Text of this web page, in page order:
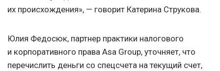
их происхождения», — говорит Катерина Струкова.
Юлия Федосюк, партнер практики налогового
и корпоративного права Asa Group, уточняет, что
перечислить деньги со спецсчета на текущий счет,